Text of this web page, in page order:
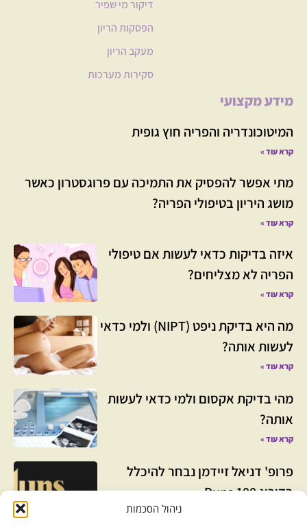
ניהול הסכמות
דיקור מי שפיר
הפסקות הריון
מעקב הריון
סקירות מערכות
מידע מקצועי
המיטוכונדריה והפריה חוץ גופית
קרא עוד »
מתי אפשר להפסיק את התמיכה עם פרוגסטרון כאשר
מושג היריון בטיפולי הפריה?
קרא עוד »
איזה בדיקות כדאי לעשות אם טיפולי
הפריה לא מצליחים?
קרא עוד »
מה היא בדיקת ניפט (NIPT) ולמי כדאי
לעשות אותה?
קרא עוד »
מהי בדיקת אקסום ולמי כדאי לעשות
אותה?
קרא עוד »
פרופ' דניאל זיידמן נבחר להיכלל
בדירוג Duns 100